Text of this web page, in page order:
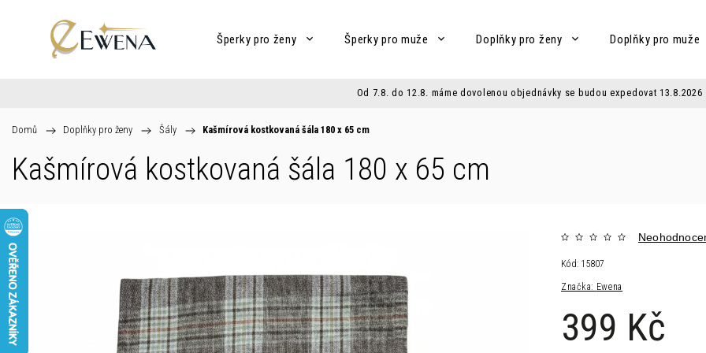
Šperky pro ženy Šperky pro muže Doplňky pro ženy Doplňky pro muže
Od 7.8. do 12.8. máme dovolenou objednávky se budou expedovat 13.8.2026
Domů / Doplňky pro ženy / Šály / Kašmírová kostkovaná šála 180 x 65 cm
Kašmírová kostkovaná šála 180 x 65 cm
Značka: Ewena
399 Kč
Kód: 15807